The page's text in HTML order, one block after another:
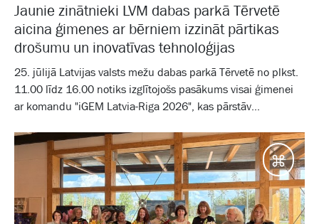
Jaunie zinātnieki LVM dabas parkā Tērvetē
aicina ģimenes ar bērniem izzināt pārtikas
drošumu un inovatīvas tehnoloģijas
25. jūlijā Latvijas valsts mežu dabas parkā Tērvetē no plkst.
11.00 līdz 16.00 notiks izglītojošs pasākums visai ģimenei
ar komandu "iGEM Latvia-Riga 2026", kas pārstāv...